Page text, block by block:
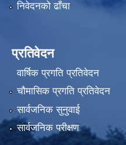
निवेदनको ढाँचा
प्रतिवेदन
वार्षिक प्रगति प्रतिवेदन
चौमासिक प्रगति प्रतिवेदन
सार्वजनिक सुनुवाई
सार्वजनिक परीक्षण